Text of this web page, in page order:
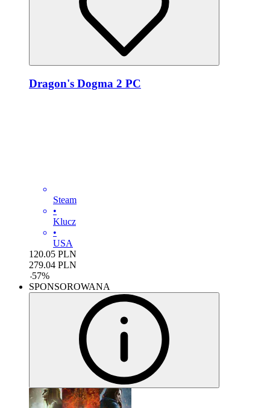
Dragon's Dogma 2 PC
Steam
•
Klucz
•
USA
120.05 PLN
279.04 PLN
-57%
SPONSOROWANA